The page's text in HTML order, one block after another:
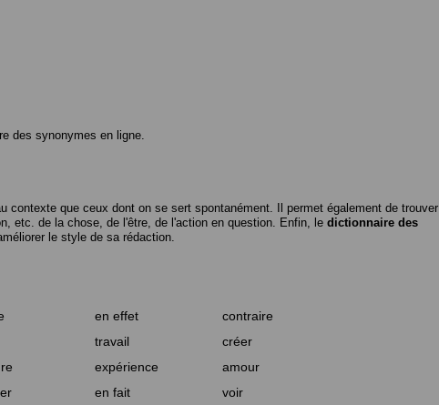
des synonymes en ligne.
contexte que ceux dont on se sert spontanément. Il permet également de trouver
etc. de la chose, de l'être, de l'action en question. Enfin, le dictionnaire des
le style de sa rédaction.
en effet
contraire
travail
créer
expérience
amour
en fait voir